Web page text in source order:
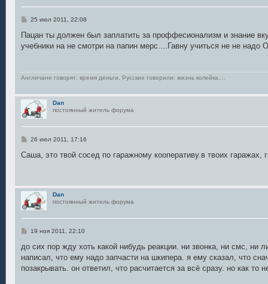
С
о
щ
е
25 июл 2011, 22:08
Пацан ты должен был заплатить за проффесионализм и знание
учебники на не смотри на папин мерс....Гавну учиться не не
Англичане говорят: время деньги. Русские говорили: жизнь копейка....
Dan
постоянный житель форума
С
о
и
е
26 июл 2011, 17:16
Саша, это твой сосед по гаражному кооперативу.в твоих гаражах,
Dan
постоянный житель форума
С
о
щ
е
19 ноя 2011, 22:10
до сих пор жду хоть какой нибудь реакции. ни звонка, ни смс, ни
написал, что ему надо запчасти на шкипера. я ему сказал, что
позакрывать. он ответил, что расчитается за всё сразу. но как то